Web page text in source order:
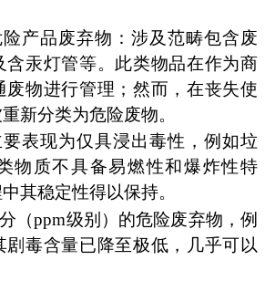
产品废弃物：涉及范畴包含废
含汞灯管等。此类物品在作为商
废物进行管理；然而，在丧失使
新分类为危险废物。
表现为仅具浸出毒性，例如垃
物质不具备易燃性和爆炸性特
其稳定性得以保持。
（ppm级别）的危险废弃物，例
剧毒含量已降至极低，几乎可以